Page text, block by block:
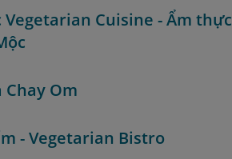
Vegetarian Cuisine - Ẩm thực
Chay Om
- Vegetarian Bistro